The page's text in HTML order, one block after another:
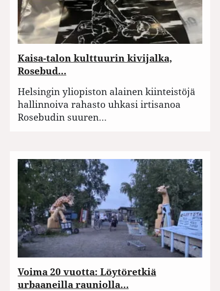
Kaisa-talon kulttuurin kivijalka,
Rosebud…
Helsingin yliopiston alainen kiinteistöjä
hallinnoiva rahasto uhkasi irtisanoa
Rosebudin suuren…
Voima 20 vuotta: Löytöretkiä
urbaaneilla rauniolla…